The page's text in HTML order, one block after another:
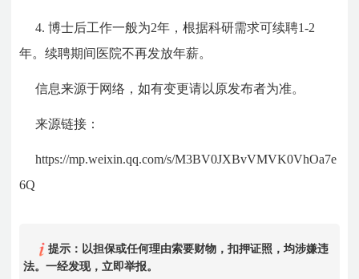
4. 博士后工作一般为2年，根据科研需求可续聘1-2
年。续聘期间医院不再发放年薪。
信息来源于网络，如有变更请以原发布者为准。
来源链接：
https://mp.weixin.qq.com/s/M3BV0JXBvVMVK0VhOa7e
6Q
提示：以担保或任何理由索要财物，扣押证照，均涉嫌违
法。一经发现，立即举报。